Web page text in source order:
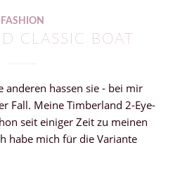
FASHION
CLASSIC BOAT
anderen hassen sie - bei mir
Fall. Meine Timberland 2-Eye-
seit einiger Zeit zu meinen
habe mich für die Variante